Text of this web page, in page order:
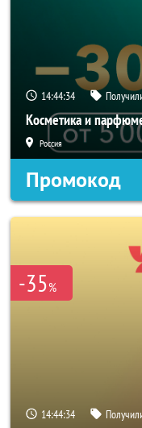
14:44:33
Косметика и
Россия
Промокод
-35%
14:44:33